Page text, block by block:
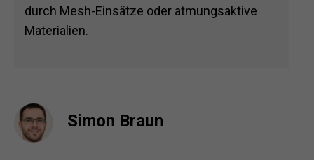
durch Mesh-Einsätze oder atmungsaktive
Materialien.
Simon Braun